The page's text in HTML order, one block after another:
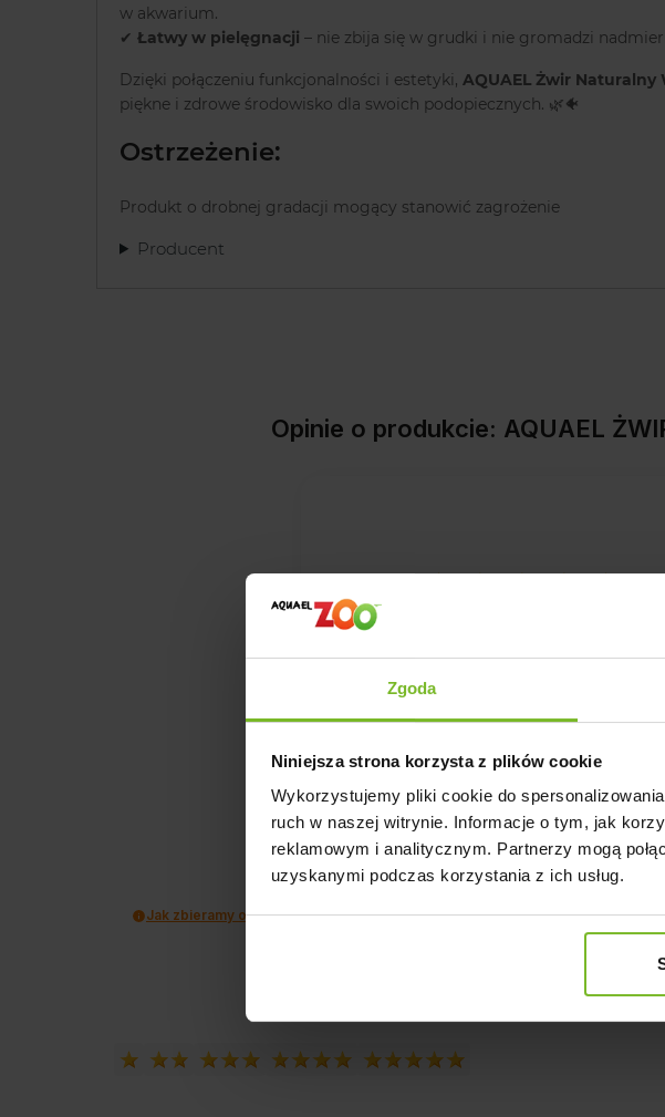
Zgoda
Niniejsza strona korzysta z plików cookie
Wykorzystujemy pliki cookie do
ruch w naszej witrynie. Informacje o tym, jak
reklamowym i analitycznym. Partnerzy mogą
uzyskanymi podczas korzystania z ich usług.
w akwarium.
✔ Łatwy w pielęgnacji – nie zbija się w grudki i nie gromadzi
Dzięki połączeniu funkcjonalności i estetyki, AQUAEL Żwir Naturalny
piękne i zdrowe środowisko dla swoich podopiecznych. 🌿🐠
Ostrzeżenie:
Produkt o drobnej gradacji mogący stanowić zagrożenie
Producent
Opinie o produkcie: AQUAEL
opinii klientów
Jak zbieramy opinie?